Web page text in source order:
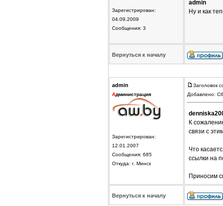
Зарегистрирован:
04.09.2009
Сообщения: 3
admin
Ну и как
Вернуться к началу
admin
Администрация
Зарегистрирован:
12.01.2007
Сообщения: 685
Откуда: г. Минск
Заголовок
Добавлено:
К
связи с
Что
ссылки на
Приносим
Вернуться к началу